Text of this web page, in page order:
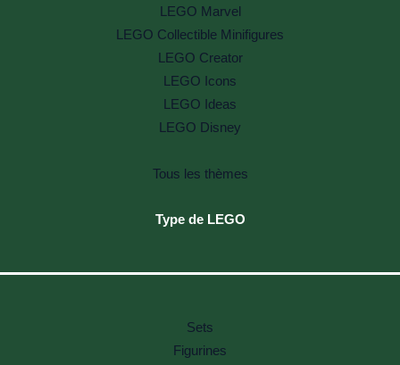
LEGO Marvel
LEGO Collectible Minifigures
LEGO Creator
LEGO Icons
LEGO Ideas
LEGO Disney
Tous les thèmes
Type de LEGO
Sets
Figurines